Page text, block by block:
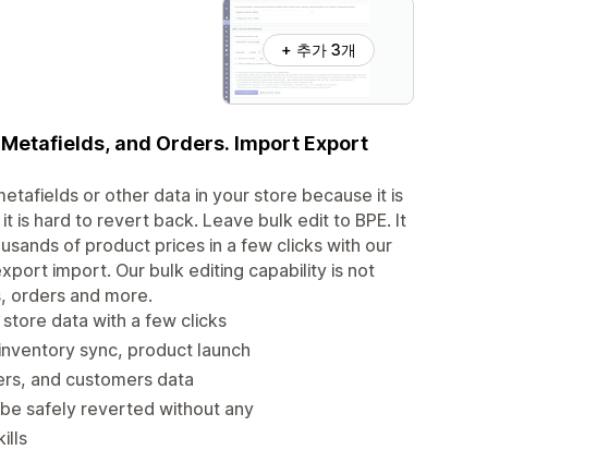
+ 추가 3개
and Orders. Import Export
or other data in your store because it is
is hard to revert back. Leave bulk edit to BPE. It
of product prices in a few clicks with our
import. Our bulk editing capability is not
orders and more.
data with a few clicks
sync, product launch
and customers data
safely reverted without any